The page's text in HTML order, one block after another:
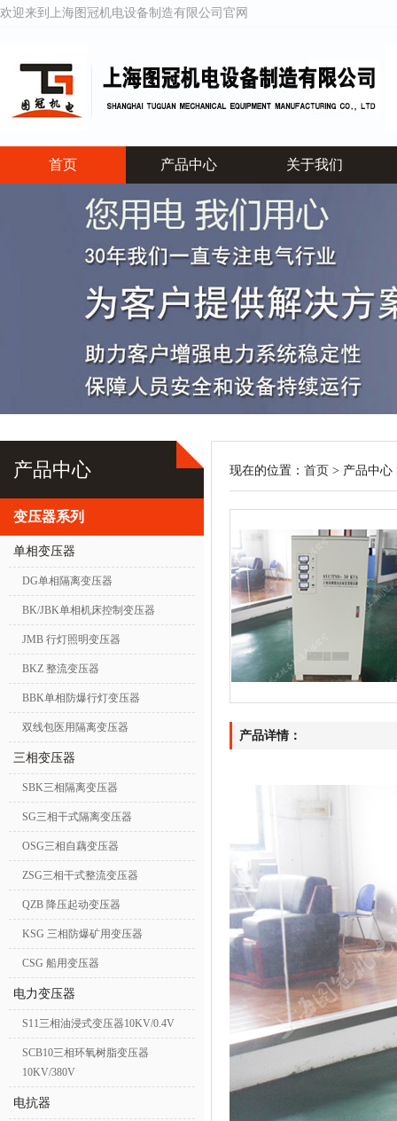
欢迎来到上海图冠机电设备制造有限公司官网
首页 产品中心 关于我们
产品中心
变压器系列
单相变压器
DG单相隔离变压器
BK/JBK单相机床控制变压器
JMB 行灯照明变压器
BKZ 整流变压器
BBK单相防爆行灯变压器
双线包医用隔离变压器
三相变压器
SBK三相隔离变压器
SG三相干式隔离变压器
OSG三相自藕变压器
ZSG三相干式整流变压器
QZB 降压起动变压器
KSG 三相防爆矿用变压器
CSG 船用变压器
电力变压器
S11三相油浸式变压器10KV/0.4V
SCB10三相环氧树脂变压器
10KV/380V
电抗器
现在的位置： 首页 > 产品中
产品详情：